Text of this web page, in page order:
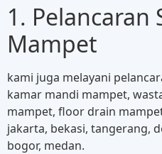
1. Pelancaran
Mampet
kami juga melayani
kamar mandi mampet,
mampet, floor drain
jakarta, bekasi, tangerang,
bogor, medan.